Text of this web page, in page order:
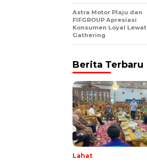
Astra Motor Plaju dan
FIFGROUP Apresiasi
Konsumen Loyal Lewat
Gathering
Berita Terbaru
Lahat